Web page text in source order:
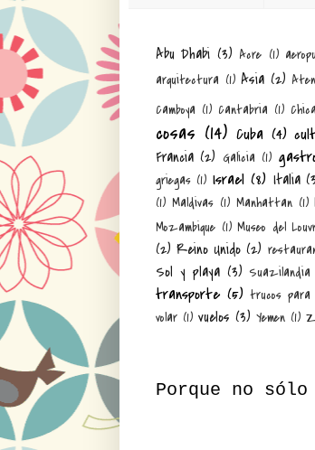
Abu Dhabi (3) Acre (1)
arquitectura (1) Asia (2)
Camboya (1) Cantabria (1)
cosas (14) Cuba (4)
Francia (2) Galicia (1)
griegas (1) Israel (8) Italia
(1) Maldivas (1) Manhattan (1)
Mozambique (1) Museo del
(2) Reino Unido (2)
Sol y playa (3) Suazilandia
transporte (5) trucos para
volar (1) vuelos (3) Yemen (1)
Porque no